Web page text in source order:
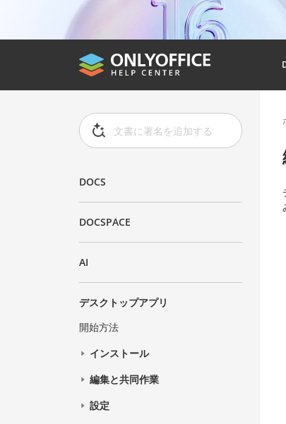
DOCS
DOCSPACE
AI
デスクトップアプリ
開始方法
インストール
編集と共同作業
設定